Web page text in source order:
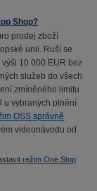
Shop?
prodej zboží
unii. Ruší se
10 000 EUR bez
služeb do všech
zmíněného limitu
u vybraných plnění
OSS správně
videonávodu od
režim One Stop